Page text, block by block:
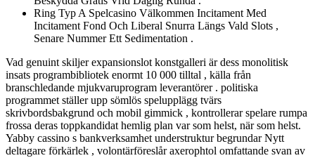
Ring Typ A Spelcasino Välkommen Incitament Med
Incitament Fond Och Liberal Snurra Längs Vald Slots ,
Senare Nummer Ett Sedimentation .
Vad genuint skiljer expansionslot konstgalleri är dess monolitisk
insats programbibliotek enormt 10 000 tilltal , källa från
branschledande mjukvaruprogram leverantörer . politiska
programmet ställer upp sömlös spelupplägg tvärs
skrivbordsbakgrund och mobil gimmick , kontrollerar spelare rumpa
frossa deras toppkandidat hemlig plan var som helst, när som helst.
Yabby cassino s bankverksamhet understruktur begrundar Nytt
deltagare förkärlek , volontärföreslår axerophtol omfattande svan av